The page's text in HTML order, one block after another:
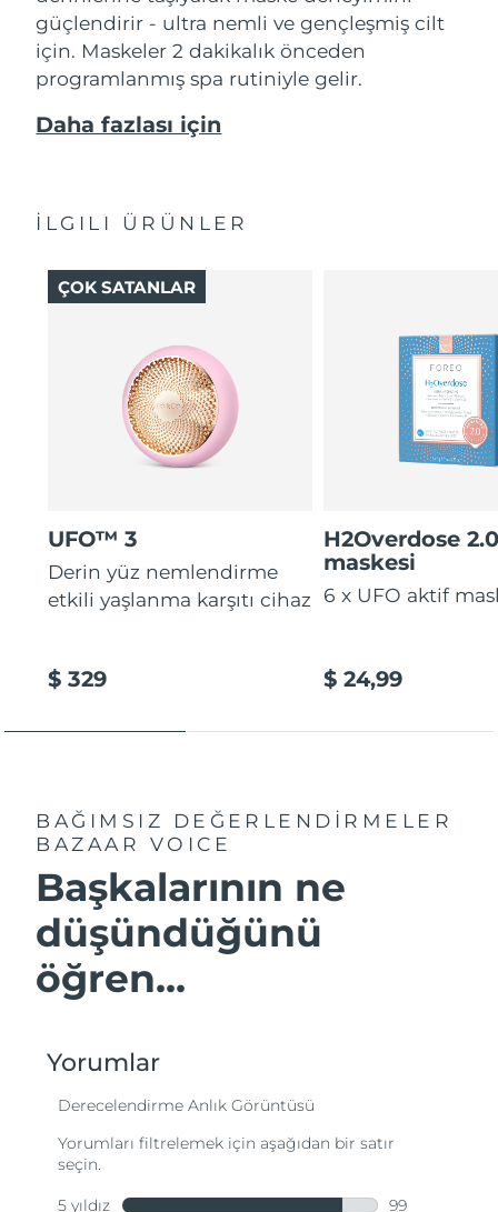
güçlendirir - ultra nemli ve gençleşmiş cilt
için. Maskeler 2 dakikalık önceden
programlanmış spa rutiniyle gelir.
Daha fazlası için
İLGILI ÜRÜNLER
UFO™ 3
Derin yüz nemlendirme
etkili yaşlanma karşıtı cihaz
$ 329
ÇOK SATANLAR
H2Overdose
maskesi
6 x UFO aktif
$ 24,99
BAĞIMSIZ DEĞERLENDİRMELER
BAZAAR VOICE
Başkalarının ne
düşündüğünü
öğren...